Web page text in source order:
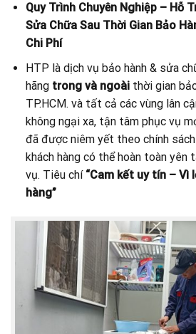
Quy Trình Chuyên Nghiệp – Hỗ
Sửa Chữa Sau Thời Gian Bảo
Chi Phí
HTP là dịch vụ bảo hành & sửa
hãng trong và ngoàithời gian
TP.HCM. và tất cả các vùng lân
không ngại xa, tận tâm phục vụ
đã được niêm yết theo chính sách
khách hàng có thể hoàn toàn yên
vụ. Tiêu chí “Cam kết uy tín – Vì
hàng”